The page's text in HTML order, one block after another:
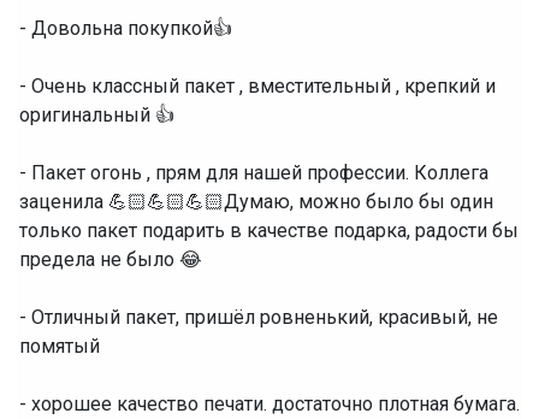
- Довольна покупкой👍
- Очень классный пакет , вместительный , крепкий и
оригинальный 👍
- Пакет огонь , прям для нашей профессии. Коллега
заценила 💪🏻💪🏻💪🏻Думаю, можно было бы один
только пакет подарить в качестве подарка, радости бы
предела не было 😂
- Отличный пакет, пришёл ровненький, красивый, не
помятый
- хорошее качество печати. достаточно плотная бумага.